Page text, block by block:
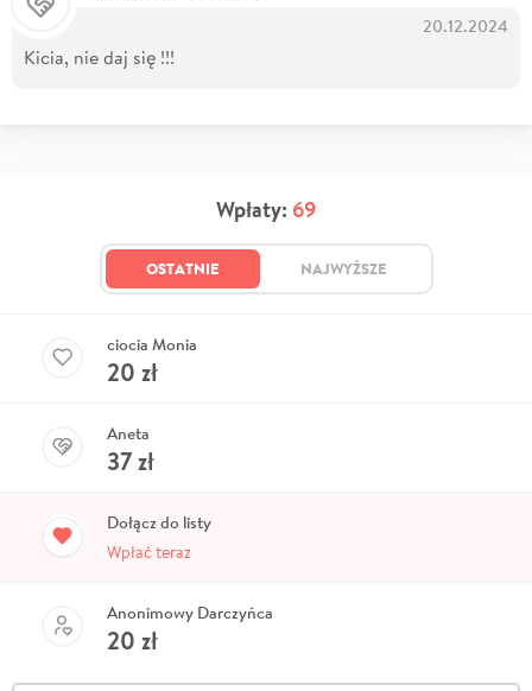
20.12.2024
Kicia, nie daj się !!!
Wpłaty: 69
OSTATNIE NAJWYŻSZE
ciocia Monia
20 zł
Aneta
37zł
Dołącz do listy
Wpłać teraz
Anonimowy Darczyńca
20 zł